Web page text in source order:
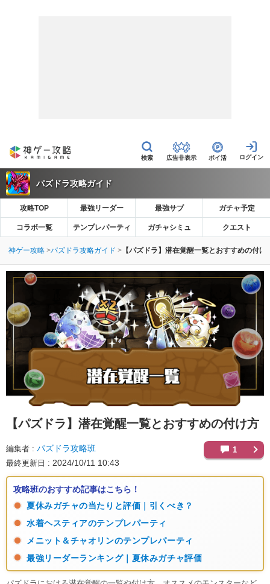
広告非表示 ポイ活
パズドラ攻略ガイド
攻略TOP 最強リーダー 最強サブ ガチャ予定
コラボ一覧 テンプレパーティ ガチャシミュ クエスト
神ゲー攻略 パズドラ攻略ガイド 【パズドラ】潜在覚醒一覧とおすすめの付け
【パズドラ】 潜在覚醒一覧とおすすめの付け方
編集者 パズドラ攻略班
最終更新日 2024/10/11 10:43
1
攻略班のおすすめ記事はこちら！
夏休みガチャの当たりと評価｜引くべき？
水着ヘスティアのテンプレパーティ
メニット＆チャオリンのテンプレパーティ
最強リーダーランキング｜夏休みガチャ評価